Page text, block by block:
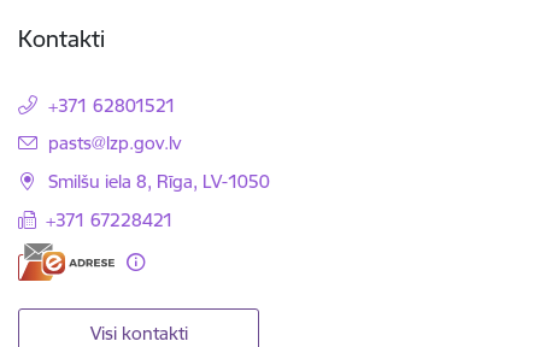
Kontakti
+371 62801521
E-pasts:
pasts@lzp.gov.lv
Smilšu iela 8, Rīga, LV-1050
+371 67228421
Visi kontakti